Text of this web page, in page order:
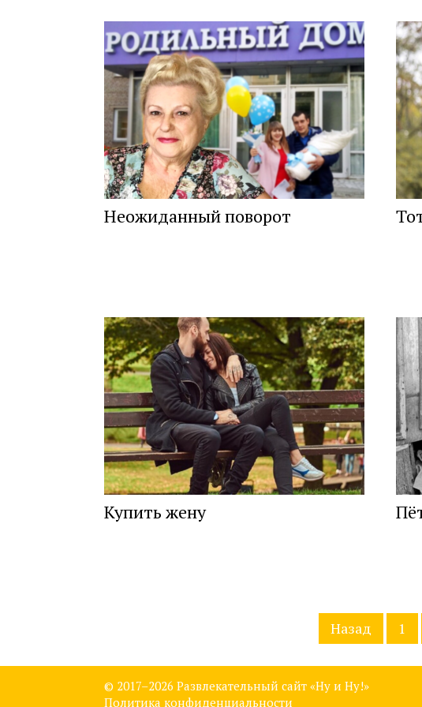
Неожиданный поворот
Купить жену
Назад 1
© 2017–2026 Развлекательный сайт «Ну и Ну!»
Политика конфиденциальности